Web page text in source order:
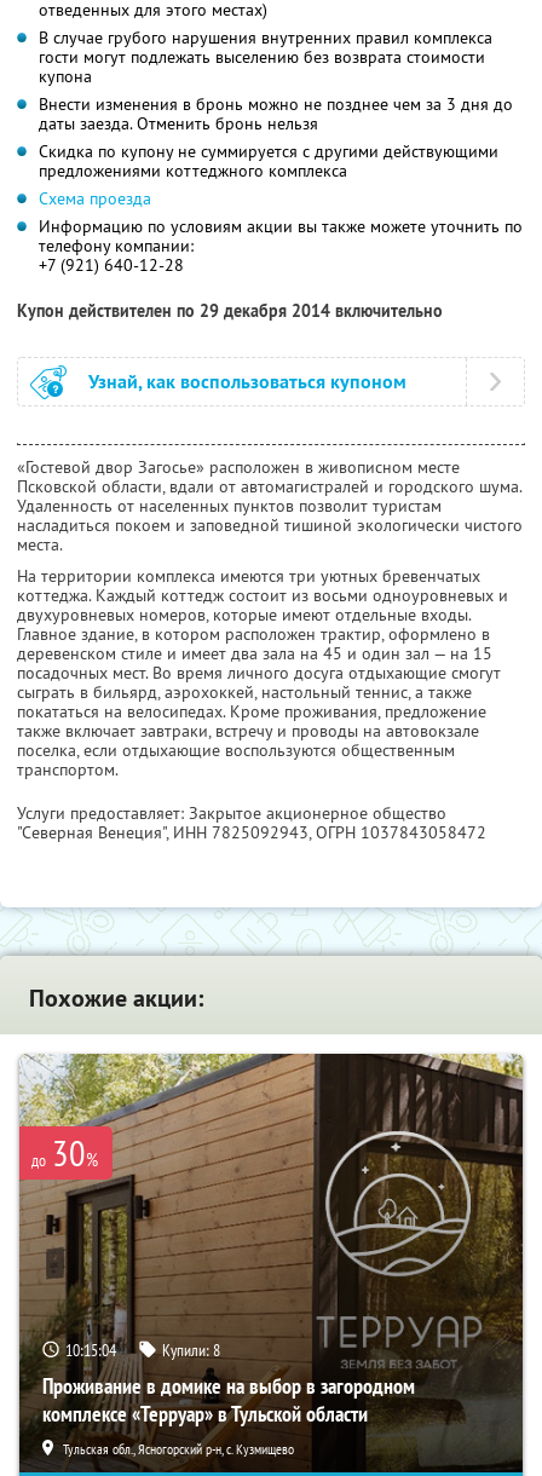
отведенных для этого местах)
В случае грубого нарушения внутренних правил комплекса
гости могут подлежать выселению без возврата стоимости
купона
Внести изменения в бронь можно не позднее чем за 3 дня до
даты заезда. Отменить бронь нельзя
Скидка по купону не суммируется с другими действующими
предложениями коттеджного комплекса
Схема проезда
Информацию по условиям акции вы также можете уточнить по
телефону компании:
+7 (921) 640-12-28
Купон действителен по 29 декабря 2014 включительно
Узнай, как воспользоваться купоном
«Гостевой двор Загосье» расположен в живописном месте
Псковской области, вдали от автомагистралей и городского шума.
Удаленность от населенных пунктов позволит туристам
насладиться покоем и заповедной тишиной экологически чистого
места.
На территории комплекса имеются три уютных бревенчатых
коттеджа. Каждый коттедж состоит из восьми одноуровневых и
двухуровневых номеров, которые имеют отдельные входы.
Главное здание, в котором расположен трактир, оформлено в
деревенском стиле и имеет два зала на 45 и один зал — на 15
посадочных мест. Во время личного досуга отдыхающие смогут
сыграть в бильярд, аэрохоккей, настольный теннис, а также
покататься на велосипедах. Кроме проживания, предложение
также включает завтраки, встречу и проводы на автовокзале
поселка, если отдыхающие воспользуются общественным
транспортом.
Услуги предоставляет: Закрытое акционерное общество
"Северная Венеция", ИНН 7825092943, ОГРН 1037843058472
Похожие акции:
до 30%
10:15:03 Купили:8
Проживание в домике на выбор в загородном
комплексе «Терруар» в Тульской области
Тульская обл., Ясногорский р-н, с. Кузмищево